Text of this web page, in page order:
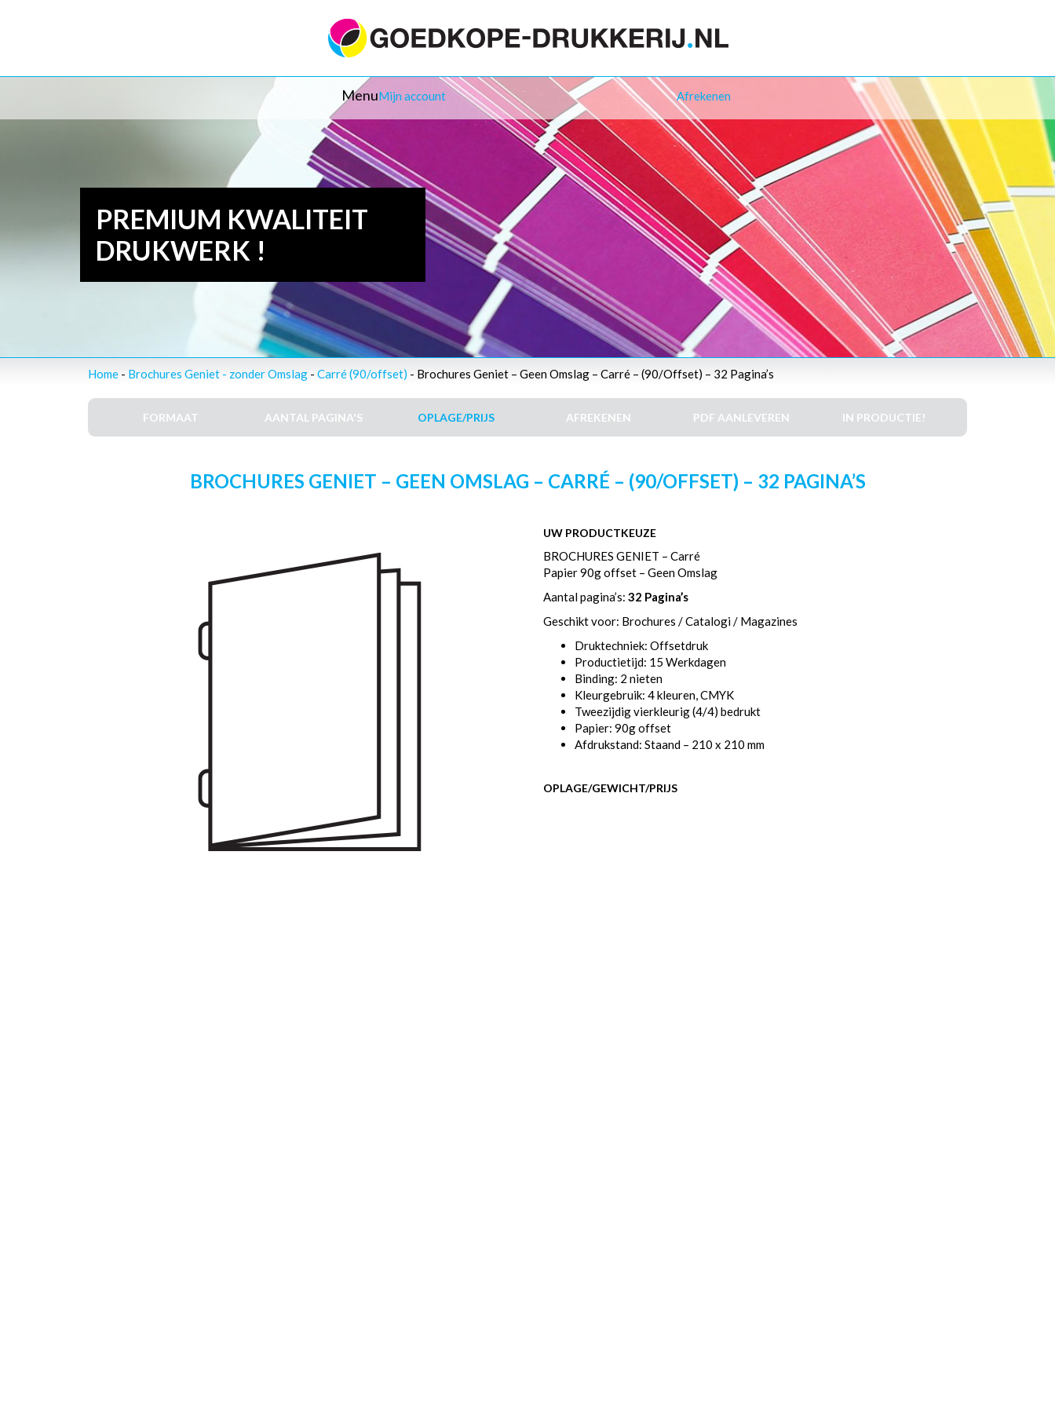
MenuMijn account Afrekenen
PREMIUM KWALITEIT
DRUKWERK !
Home - Brochures Geniet - zonder Omslag - Carré (90/offset) - Brochures Geniet – Geen Omslag – Carré – (90/Offset) – 32 Pagina’s
FORMAAT AANTAL PAGINA'S OPLAGE/PRIJS AFREKENEN PDF AANLEVEREN IN PRODUCTIE!
BROCHURES GENIET – GEEN OMSLAG – CARRÉ – (90/OFFSET) – 32 PAGINA’S
UW PRODUCTKEUZE
BROCHURES GENIET – Carré
Papier 90g offset – Geen Omslag
Aantal pagina’s: 32 Pagina’s
Geschikt voor: Brochures / Catalogi / Magazines
Druktechniek: Offsetdruk
Productietijd: 15 Werkdagen
Binding: 2 nieten
Kleurgebruik: 4 kleuren, CMYK
Tweezijdig vierkleurig (4/4) bedrukt
Papier: 90g offset
Afdrukstand: Staand – 210 x 210 mm
OPLAGE/GEWICHT/PRIJS